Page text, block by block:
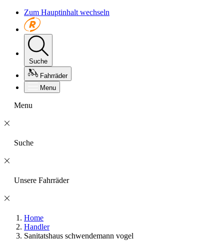
Zum Hauptinhalt wechseln
Suche
Fahrräder
Menu
Menu
Suche
Unsere Fahrräder
Home
Handler
Sanitatshaus schwendemann vogel